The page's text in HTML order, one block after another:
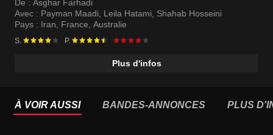
De : Asghar Farhadi
Avec : Payman Maadi Leila Hatami
Shahab Hosseini
Pays : Iran France Australie
S. P.
Plus d'infos
À VOIR AUSSI BANDES-ANNONCES PLUS